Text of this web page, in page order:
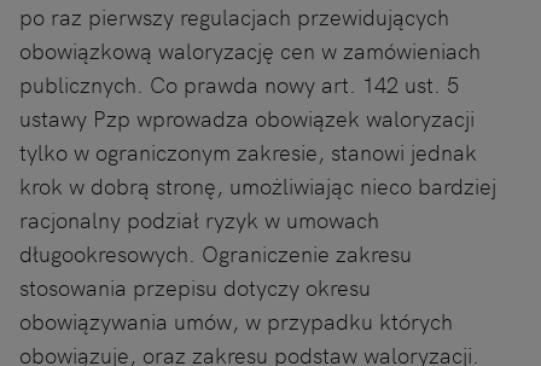
po raz pierwszy regulacjach przewidujących
obowiązkową waloryzację cen w zamówieniach
publicznych. Co prawda nowy art. 142 ust. 5
ustawy Pzp wprowadza obowiązek waloryzacji
tylko w ograniczonym zakresie, stanowi jednak
krok w dobrą stronę, umożliwiając nieco bardziej
racjonalny podział ryzyk w umowach
długookresowych. Ograniczenie zakresu
stosowania przepisu dotyczy okresu
obowiązywania umów, w przypadku których
obowiązuje, oraz zakresu podstaw waloryzacji.